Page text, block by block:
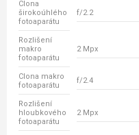
Clona
širokoúhlého
fotoaparátu
f/2.2
Rozlišení
makro
fotoaparátu
2 Mpx
Clona makro
fotoaparátu
f/2.4
Rozlišení
hloubkového
fotoaparátu
2 Mpx